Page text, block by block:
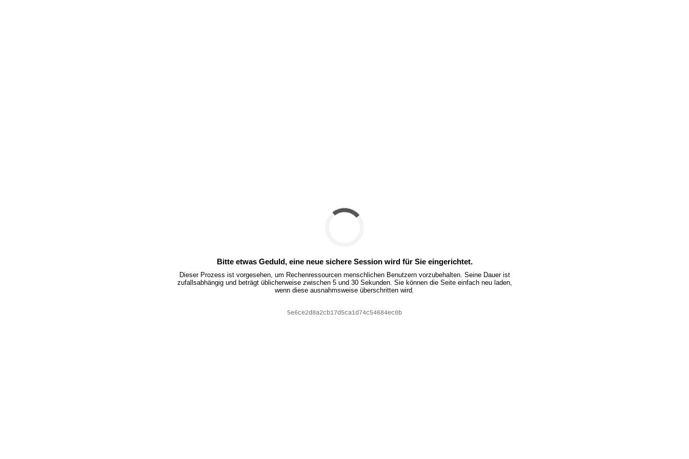
Bitte etwas Geduld, eine neue sichere Session wird für Sie eingerichtet.
Dieser Prozess ist vorgesehen, um Rechenressourcen menschlichen Benutzern vorzubehalten. Seine Dauer ist
zufallsabhängig und beträgt üblicherweise zwischen 5 und 30 Sekunden. Sie können die Seite einfach neu laden,
wenn diese ausnahmsweise überschritten wird.
6e7c884c44c4166109fbe24c31651cd8